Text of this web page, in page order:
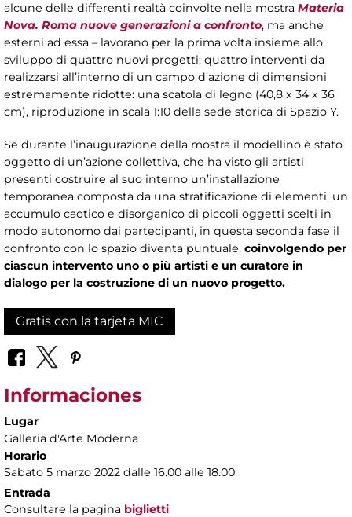
alcune delle differenti realtà coinvolte nella mostra Materia
Nova. Roma nuove generazioni a confronto, ma anche
esterni ad essa – lavorano per la prima volta insieme allo
sviluppo di quattro nuovi progetti; quattro interventi da
realizzarsi all’interno di un campo d’azione di dimensioni
estremamente ridotte: una scatola di legno (40,8 x 34 x 36
cm), riproduzione in scala 1:10 della sede storica di Spazio Y.
Se durante l’inaugurazione della mostra il modellino è stato
oggetto di un’azione collettiva, che ha visto gli artisti
presenti costruire al suo interno un’installazione
temporanea composta da una stratificazione di elementi, un
accumulo caotico e disorganico di piccoli oggetti scelti in
modo autonomo dai partecipanti, in questa seconda fase il
confronto con lo spazio diventa puntuale, coinvolgendo per
ciascun intervento uno o più artisti e un curatore in
dialogo per la costruzione di un nuovo progetto.
Gratis con la tarjeta MIC
Informaciones
Lugar
Galleria d'Arte Moderna
Horario
Sabato 5 marzo 2022 dalle 16.00 alle 18.00
Entrada
Consultare la pagina biglietti